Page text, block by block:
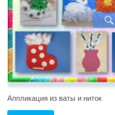
Аппликация из ваты и ниток